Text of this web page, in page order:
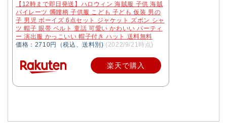
【12時まで即日発送】ハロウィン 海賊服 子供 海賊
パイレーツ 髑髏柄 子供服 こども 子ども 仮装 男の
子 男児 ボーイズ 6点セット ジャケット ズボン シャ
ツ 帽子 眼帯 ベルト 童話 可愛い かわいい パーティ
ー 演出服 かっこいい 帽子付き ハット 送料無料
価格：2710円（税込、送料別) (2022/9/21時点)
楽天で購入